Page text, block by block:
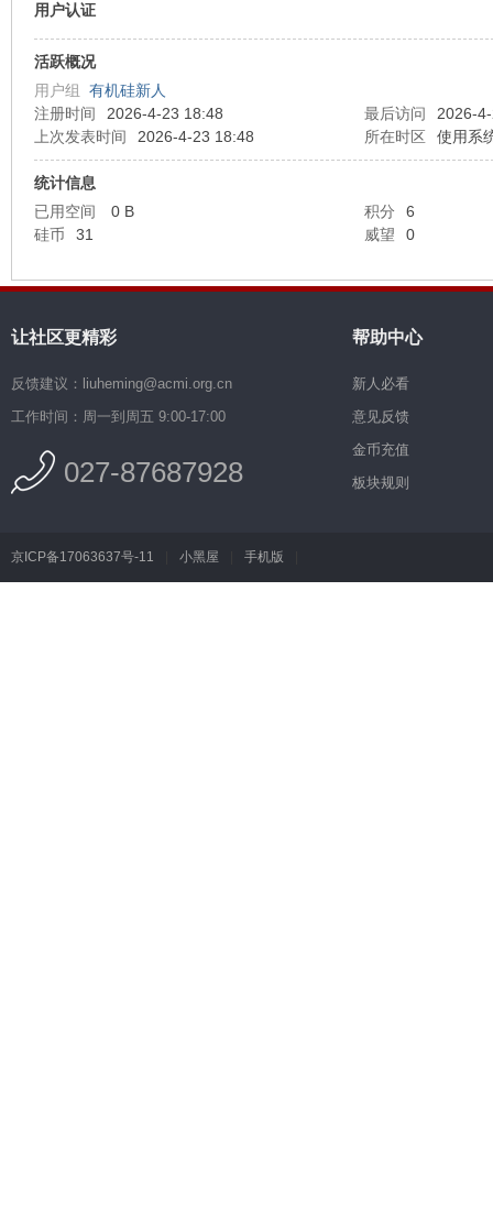
用户认证
活跃概况
用户组 有机硅新人
注册时间
2026-4-23 18:48 最后访问
2026-
上次发表时间
2026-4-23 18:48 所在时区 使用系
统计信息
已用空间
0 B 积分
6
硅币
31 威望 0
让社区更精彩
反馈建议：liuheming@acmi.org.cn
工作时间：周一到周五 9:00-17:00
027-87687928
帮助中心
新人必看
意见反馈
金币充值
板块规则
京ICP备17063637号-11 小黑屋 手机版